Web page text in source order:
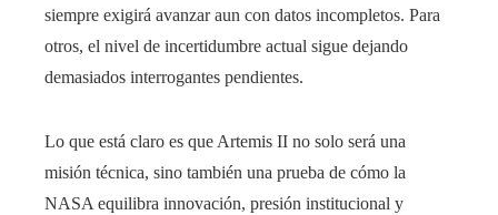
siempre exigirá avanzar aun con datos incompletos. Para
otros, el nivel de incertidumbre actual sigue dejando
demasiados interrogantes pendientes.
Lo que está claro es que Artemis II no solo será una
misión técnica, sino también una prueba de cómo la
NASA equilibra innovación, presión institucional y